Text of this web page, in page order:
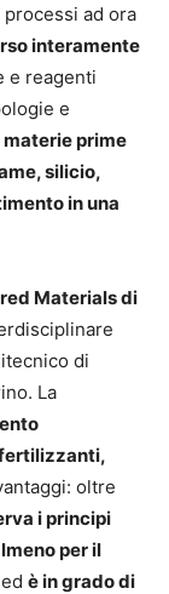
ad ora
interamente
e reagenti
e
prime
silicio,
in una
Materials di
di
La
oltre
i principi
per il
è in grado di